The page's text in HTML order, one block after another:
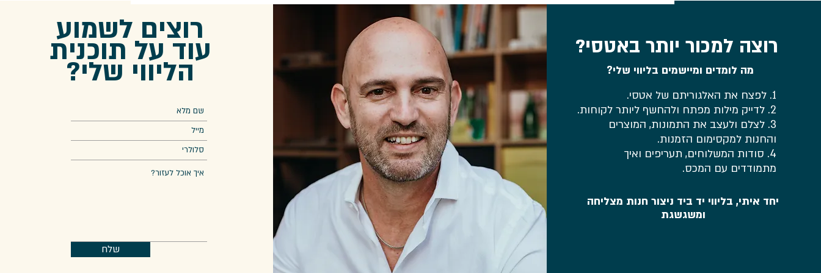
רוצים לשמוע
עוד על תוכנית
הליווי שלי?
שלח
רוצה למכור יותר באטסי?
מה לומדים ומיישמים בליווי שלי?
1. לפצח את האלגוריתם של אטסי.
2. לדייק מילות מפתח ולהחשף ליותר לקוחות.
3. לצלם ולעצב את התמונות, המוצרים
והחנות למקסימום הזמנות.
4. סודות המשלוחים, תעריפים ואיך
מתמודדים עם המכס.
יחד איתי, בליווי יד ביד ניצור חנות מצליחה
ומשגשגת